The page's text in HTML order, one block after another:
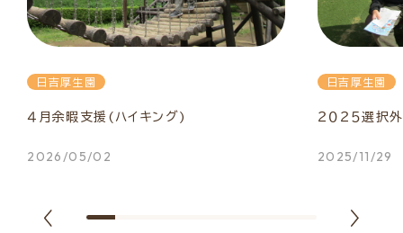
日吉厚生園
４月余暇支援(ハイキング)
2026/05/02
日吉厚生園
２０２５選択
2025/11/29